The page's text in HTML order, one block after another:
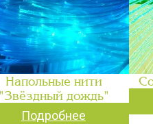
Напольные нити
"Звёздный дождь"
Подробнее